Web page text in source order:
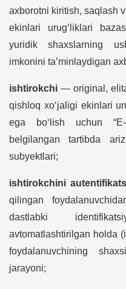
axborotni kiritish, saqlash
ekinlari urug‘liklari
yuridik shaxslarning
imkonini ta’minlaydigan
ishtirokchi — original,
qishloq xo‘jaligi ekinlari
ega bo‘lish uchun
belgilangan tartibda
subyektlari;
ishtirokchini
qilingan
dastlabki
avtomatlashtirilgan holda
foydalanuvchining
jarayoni;